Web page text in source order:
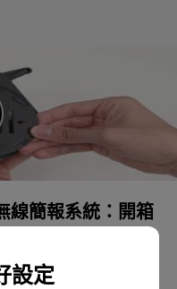
設定
線簡報系統：開箱